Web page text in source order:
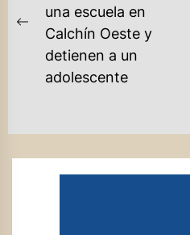
ENTRADAS
Previous
post:
una escuela en
Calchín Oeste y
detienen a un
adolescente